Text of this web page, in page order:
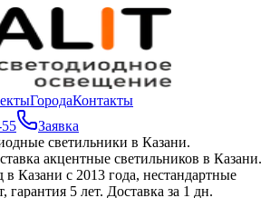
ГородаКонтакты
Заявка
светильники в Казани.
акцентные светильников в Казани.
Казани с 2013 года, нестандартные
гарантия 5 лет. Доставка за 1 дн.